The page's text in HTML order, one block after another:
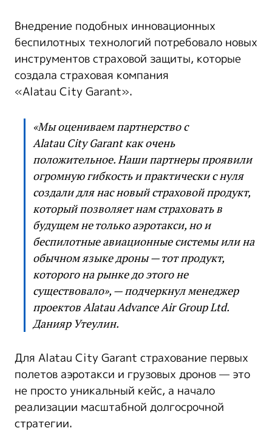
Внедрение подобных инновационных
беспилотных технологий потребовало новых
инструментов страховой защиты, которые
создала страховая компания
«Alatau City Garant».
«Мы оцениваем партнерство с
Alatau City Garant как очень
положительное. Наши партнеры проявили
огромную гибкость и практически с нуля
создали для нас новый страховой продукт,
который позволяет нам страховать в
будущем не только аэротакси, но и
беспилотные авиационные системы или на
обычном языке дроны — тот продукт,
которого на рынке до этого не
существовало», — подчеркнул менеджер
проектов Alatau Advance Air Group Ltd.
Данияр Утеулин.
Для Alatau City Garant страхование первых
полетов аэротакси и грузовых дронов — это
не просто уникальный кейс, а начало
реализации масштабной долгосрочной
стратегии.